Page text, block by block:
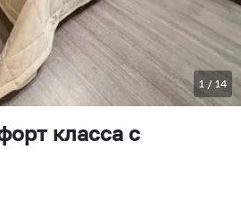
1 / 14
класса с